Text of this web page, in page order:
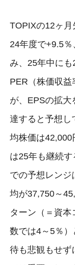
TOPIXの12ヶ
24年度で+9.5
み、25年中に
PER（株価収
が、EPSの拡大
達すると予想し
均株価は42,000
は25年も継続
での予想レンジ
均が37,750～
ターン（＝資
数では4～5％
待も悲観もせず